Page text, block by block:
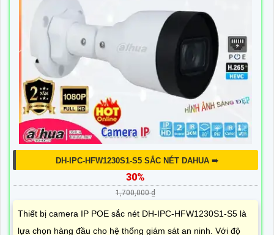
DH-IPC-HFW1230S1-S5 SẮC NÉT DAHUA ➠
30%
1,700,000 ₫
Thiết bị camera IP POE sắc nét DH-IPC-HFW1230S1-S5 là
lựa chọn hàng đầu cho hệ thống giám sát an ninh. Với độ